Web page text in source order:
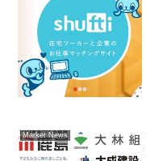
Market News